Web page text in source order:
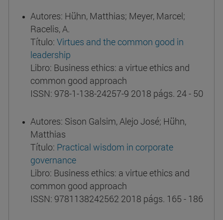
Autores: Hühn, Matthias; Meyer, Marcel;
Racelis, A.
Título:Virtues and the common good in
leadership
Libro: Business ethics: a virtue ethics and
common good approach
ISSN: 978-1-138-24257-9 2018 págs. 24 - 50
Autores: Sison Galsim, Alejo José; Hühn,
Matthias
Título: Practical wisdom in corporate
governance
Libro: Business ethics: a virtue ethics and
common good approach
ISSN: 9781138242562 2018 págs. 165 - 186